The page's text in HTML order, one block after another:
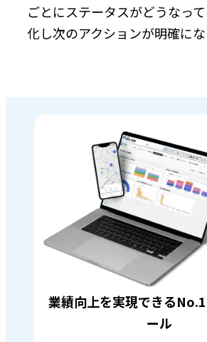
ごとにステータスがどうなっ
化し次のアクションが明確にな
業績向上を実現できる
ール